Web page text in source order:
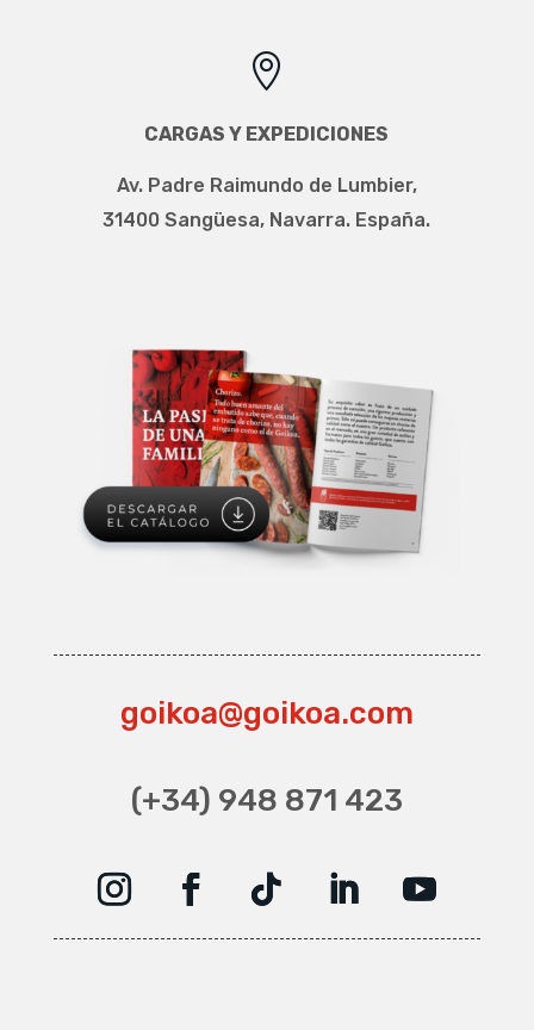

CARGAS Y EXPEDICIONES
Av. Padre Raimundo de Lumbier,
31400 Sangüesa, Navarra. España.
goikoa@goikoa.com
(+34) 948 871 423